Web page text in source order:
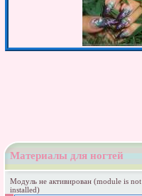
Материалы для ногтей
Модуль не активирован (module is not
installed)